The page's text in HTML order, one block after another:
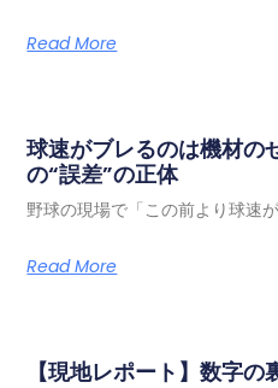
Read More
球速がブレるのは機材の
の“誤差”の正体
野球の現場で「この前より球速
Read More
【現地レポート】数字